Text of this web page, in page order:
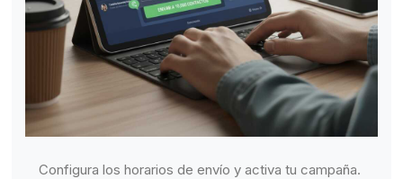
Configura los horarios de envío y activa tu campaña.